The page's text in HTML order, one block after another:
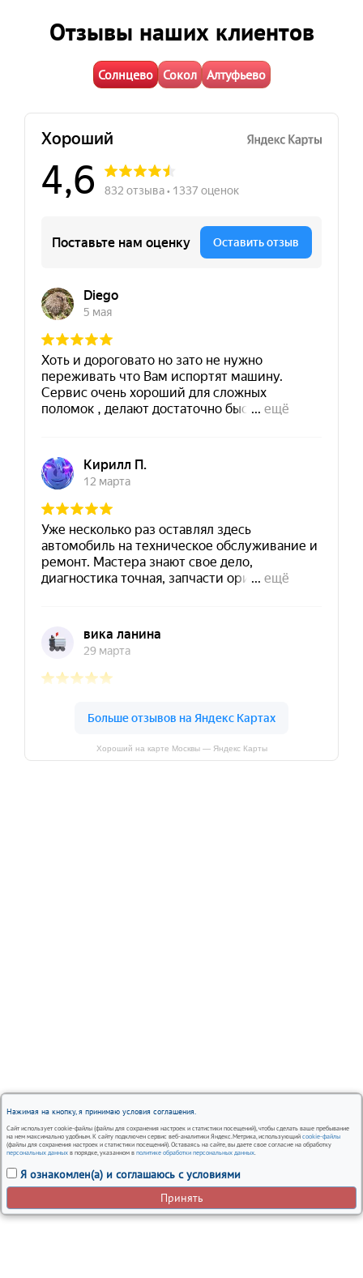
Нажимая на кнопку, я принимаю условия соглашения.
Сайт использует cookie-файлы (файлы для сохранения настроек и статистики посещений), чтобы сделать ваше пребывание
на нем максимально удобным. К сайту подключен сервис веб-аналитики Яндекс.Метрика, использующий cookie-файлы
(файлы для сохранения настроек и статистики посещений). Оставаясь на сайте, вы даете свое согласие на обработку
персональных данных в порядке, указанном в политике обработки персональных данных.
Я ознакомлен(а) и соглашаюсь с условиями
Принять
Отзывы наших клиентов
Солнцево Сокол Алтуфьево
Хороший на карте Москвы — Яндекс Карты